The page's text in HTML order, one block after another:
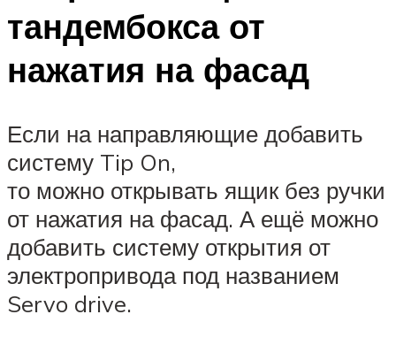
тандембокса от
нажатия на фасад
Если на направляющие добавить
систему Tip On,
то можно открывать ящик без ручки
от нажатия на фасад. А ещё можно
добавить систему открытия от
электропривода под названием
Servo drive.